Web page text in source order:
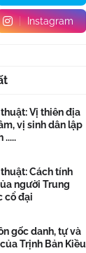
Instagram
thuật: Vị thiên địa
vị sinh dân lập
.....
thuật: Cách tính
người Trung
cổ đại
gốc danh, tự và
Trịnh Bản Kiều